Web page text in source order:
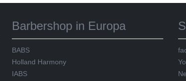
Barbershop in Europa
BABS
Holland Harmony
IABS